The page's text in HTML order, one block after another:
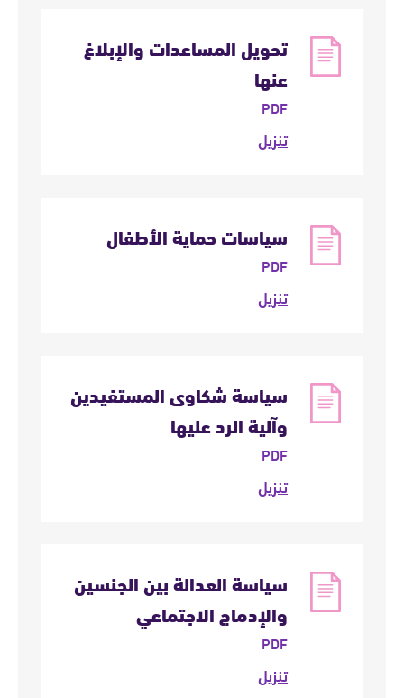
تحويل المساعدات والإبلاغ
عنها
PDF
تنزيل
سياسات حماية الأطفال
PDF
تنزيل
سياسة شكاوى المستفيدين
وآلية الرد عليها
PDF
تنزيل
سياسة العدالة بين الجنسين
والإدماج الاجتماعي
PDF
تنزيل